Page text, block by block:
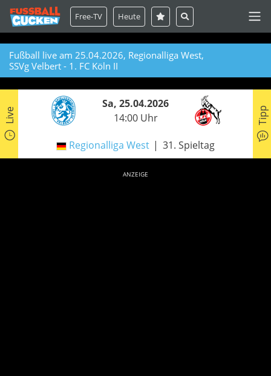
Free-TV Heute
Fußball live am 25.04.2026, Regionalliga West,
SSVg Velbert - 1. FC Köln II
Live
Sa, 25.04.2026
14:00 Uhr
Regionalliga West 31. Spieltag
Tipp
ANZEIGE